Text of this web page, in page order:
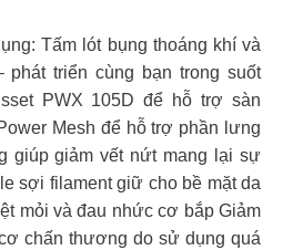
Tấm lót bụng thoáng khí và
phát triển cùng bạn trong suốt
PWX 105D để hỗ trợ sàn
Mesh để hỗ trợ phần lưng
giúp giảm vết nứt mang lại sự
sợi filament giữ cho bề mặt da
mỏi và đau nhức cơ bắp Giảm
chấn thương do sử dụng quá